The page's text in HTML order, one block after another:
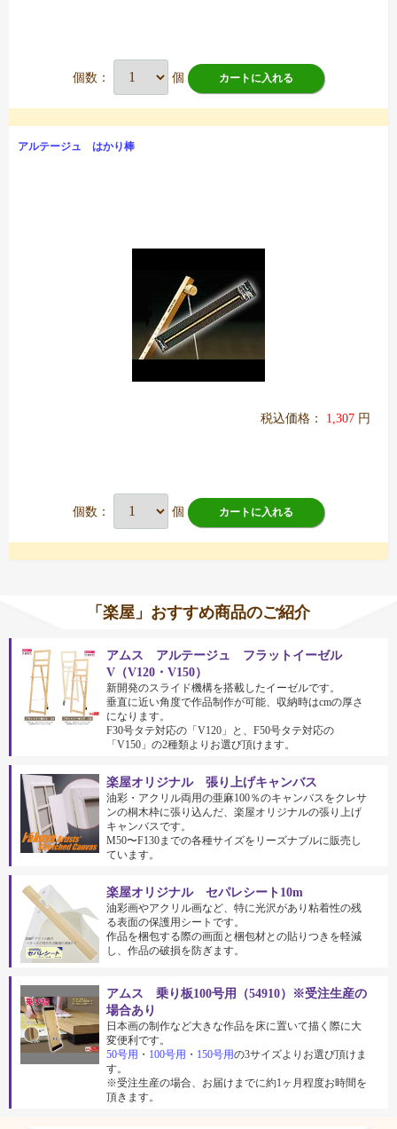
個数： 個 カートに入れる
アルテージュ はかり棒
税込価格： 1,307 円
個数： 個 カートに入れる
「楽屋」おすすめ商品のご紹介
アムス アルテージュ フラットイーゼル
V（V120・V150）
新開発のスライド機構を搭載したイーゼルです。
垂直に近い角度で作品制作が可能、収納時はcmの厚さ
になります。
F30号タテ対応の「V120」と、F50号タテ対応の
「V150」の2種類よりお選び頂けます。
楽屋オリジナル 張り上げキャンバス
油彩・アクリル両用の亜麻100％のキャンバスをクレサ
ンの桐木枠に張り込んだ、楽屋オリジナルの張り上げ
キャンバスです。
M50〜F130までの各種サイズをリーズナブルに販売し
ています。
楽屋オリジナル セパレシート10m
油彩画やアクリル画など、特に光沢があり粘着性の残
る表面の保護用シートです。
作品を梱包する際の画面と梱包材との貼りつきを軽減
し、作品の破損を防ぎます。
アムス 乗り板100号用（54910）※受注生産の
場合あり
日本画の制作など大きな作品を床に置いて描く際に大
変便利です。
50号用 ・ 100号用 ・ 150号用の3サイズよりお選び頂けま
す。
※受注生産の場合、お届けまでに約1ヶ月程度お時間を
頂きます。